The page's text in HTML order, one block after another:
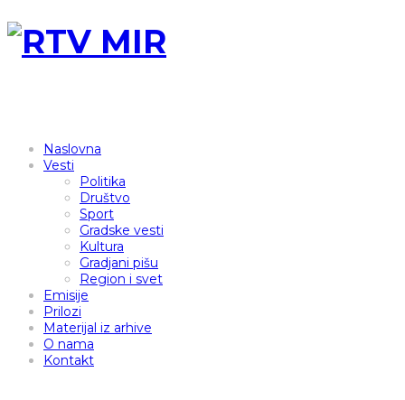
Naslovna
Vesti
Politika
Društvo
Sport
Gradske vesti
Kultura
Gradjani pišu
Region i svet
Emisije
Prilozi
Materijal iz arhive
O nama
Kontakt